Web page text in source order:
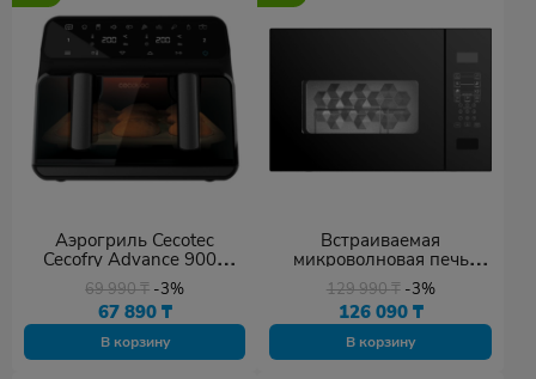
Аэрогриль Cecotec
Cecofry Advance 9000
Window 9 л черный
69 990₸ -3%
67 890 ₸
В корзину
Встраиваемая
микроволновая печь
Konka K25-WB01(WE)
черный
129 990₸ -3%
126 090 ₸
В корзину